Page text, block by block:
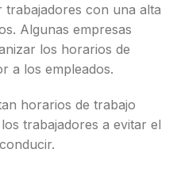
trabajadores con una alta
Algunas empresas
los horarios de
a los empleados.
horarios de trabajo
trabajadores a evitar el